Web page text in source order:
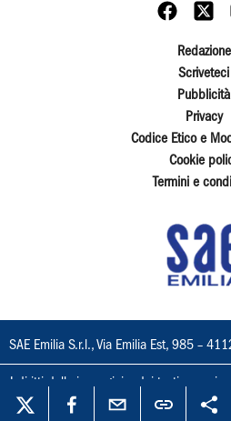
Redazione
Scriveteci
Pubblicità
Privacy
Codice Etico e
Cookie
Termini e
SAE Emilia S.r.l., Via Emilia Est, 985 –
I diritti delle immagini e dei testi sono
loro riproduzione con qualsiasi mezzo e